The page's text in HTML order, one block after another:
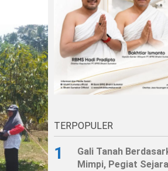
TERPOPULER
1
Gali Tanah
Mimpi, Pegiat